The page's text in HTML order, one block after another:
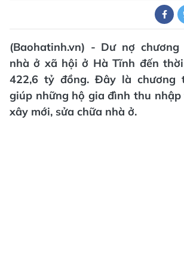
(Baohatinh.vn) - Dư nợ
nhà ở xã hội ở Hà Tĩnh đến
422,6 tỷ đồng. Đây là chương
giúp những hộ gia đình thu
xây mới, sửa chữa nhà ở.